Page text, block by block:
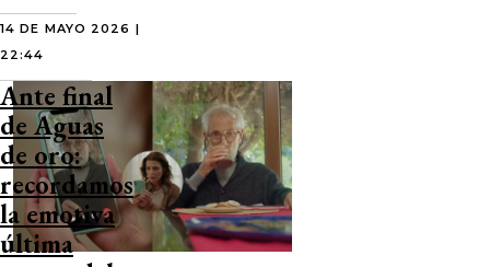
14 DE MAYO 2026 |
22:44
Ante final
de Aguas
de oro:
recordamos
la emotiva
última